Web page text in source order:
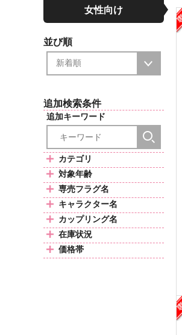
女性向け
並び順
追加検索条件
追加キーワード
カテゴリ
対象年齢
専売フラグ名
キャラクター名
カップリング名
在庫状況
価格帯